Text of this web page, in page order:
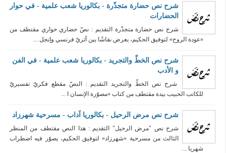
شرح نص حضارة متجذّرة - بكالوريا شعب علمية - في حوار
الحضارات
شرح نص حضارة متجذّرة التقديم : نصّ حضاري حواري مقتطف من
«عودة الروح» لتوفيق الحكيم، يعرض نقاشًا بين أثريّ فرنسي وإنجل ...
شرح نص الخطّ والتجريد - بكالوريا شعب علمية - في الفن
و الأدب
شرح نص الخطّ والتجريد التقديم : النصّ مقطع فكريّ تفسيريّ
للكاتب الحبيب بيدة مقتطف من كتاب «مصوّرة الإنسان ا ...
شرح نص مرض الرحيل - بكالوريا آداب - مسرحية شهرزاد
شرح نص "مرض الرحيل" التقديم : هذا النص مقتطف من المنظر
الثالث من مسرحية «شهرزاد» لتوفيق الحكيم، يصوّر فيه اضطراب
شهريا ...